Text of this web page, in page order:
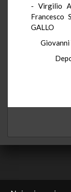
- Virgilio
Francesco
GALLO
Giovanni